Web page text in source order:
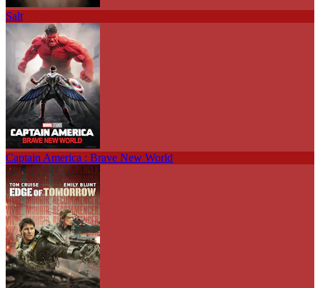
Salt
Captain America : Brave New World